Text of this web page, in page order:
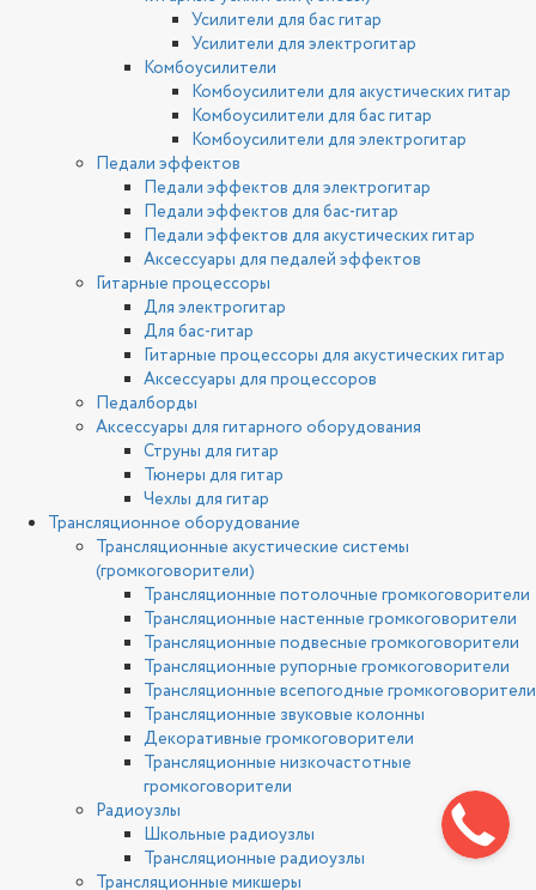
Усилители для бас гитар
Усилители для электрогитар
Комбоусилители
Комбоусилители для акустических гитар
Комбоусилители для бас гитар
Комбоусилители для электрогитар
Педали эффектов
Педали эффектов для электрогитар
Педали эффектов для бас-гитар
Педали эффектов для акустических гитар
Аксессуары для педалей эффектов
Гитарные процессоры
Для электрогитар
Для бас-гитар
Гитарные процессоры для акустических гитар
Аксессуары для процессоров
Педалборды
Аксессуары для гитарного оборудования
Струны для гитар
Тюнеры для гитар
Чехлы для гитар
Трансляционное оборудование
Трансляционные акустические системы
(громкоговорители)
Трансляционные потолочные громкоговорители
Трансляционные настенные громкоговорители
Трансляционные подвесные громкоговорители
Трансляционные рупорные громкоговорители
Трансляционные всепогодные громкоговорители
Трансляционные звуковые колонны
Декоративные громкоговорители
Трансляционные низкочастотные
громкоговорители
Радиоузлы
Школьные радиоузлы
Трансляционные радиоузлы
Трансляционные микшеры